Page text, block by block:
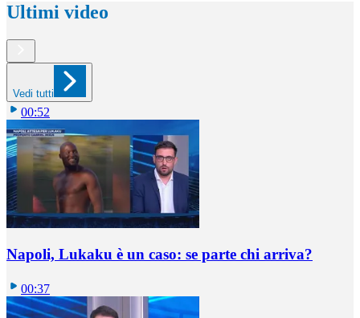
Ultimi video
Vedi tutti
00:52
Napoli, Lukaku è un caso: se parte chi arriva?
00:37